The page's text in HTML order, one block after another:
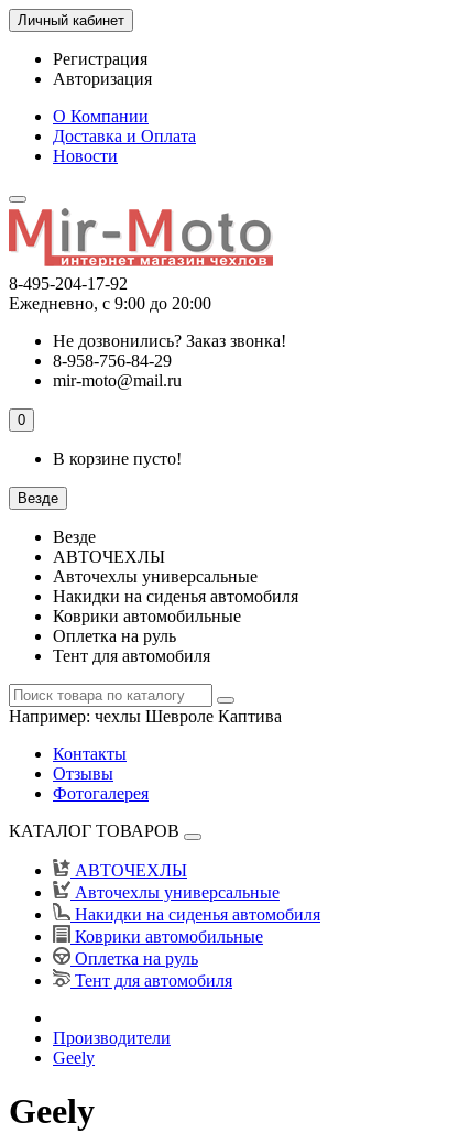
Личный кабинет
Регистрация
Авторизация
О Компании
Доставка и Оплата
Новости
8-495-204-17-92
Ежедневно, с 9:00 до 20:00
Не дозвонились? Заказ звонка!
8-958-756-84-29
mir-moto@mail.ru
0
В корзине пусто!
Везде
Везде
АВТОЧЕХЛЫ
Авточехлы универсальные
Накидки на сиденья автомобиля
Коврики автомобильные
Оплетка на руль
Тент для автомобиля
Например: чехлы Шевроле Каптива
Контакты
Отзывы
Фотогалерея
КАТАЛОГ ТОВАРОВ
АВТОЧЕХЛЫ
Авточехлы универсальные
Накидки на сиденья автомобиля
Коврики автомобильные
Оплетка на руль
Тент для автомобиля
Производители
Geely
Geely